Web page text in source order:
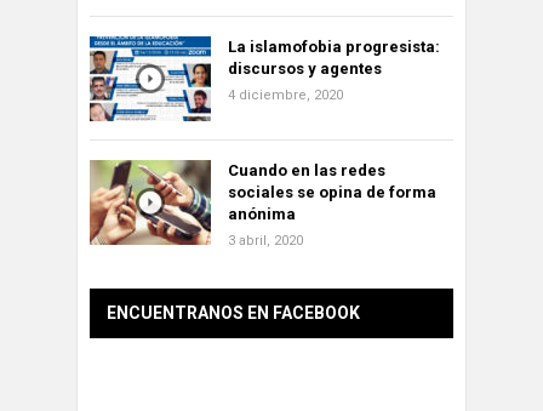
La islamofobia progresista:
discursos y agentes
4 diciembre, 2020
Cuando en las redes
sociales se opina de forma
anónima
3 abril, 2020
ENCUENTRANOS EN FACEBOOK